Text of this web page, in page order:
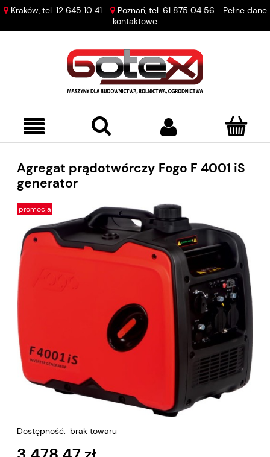
Kraków, tel. 12 645 10 41 Poznań, tel. 61 875 04 56
Pełne dane
kontaktowe
Agregat prądotwórczy Fogo F 4001 iS
generator
promocja
Dostępność: brak towaru